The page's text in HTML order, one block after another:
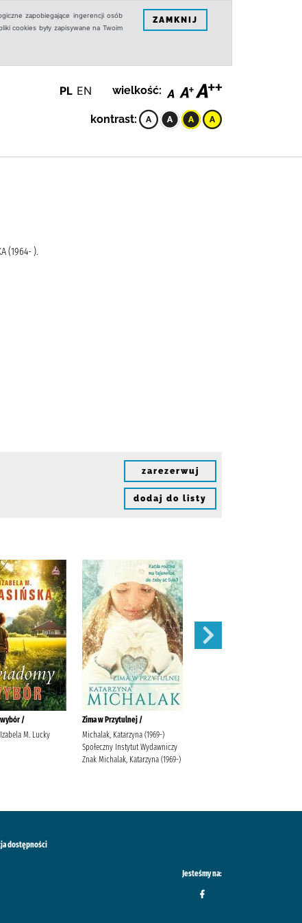
zapobiegające ingerencji osób
cookies były zapisywane na Twoim
ZAMKNIJ
PL EN wielkość:
kontrast:
(1964- ).
zarezerwuj
dodaj do listy
/
M. Lucky
Zima w Przytulnej /
Michalak, Katarzyna (1969-)
Społeczny Instytut Wydawniczy
Znak Michalak, Katarzyna (1969-)
dostępności
Jesteśmy na: